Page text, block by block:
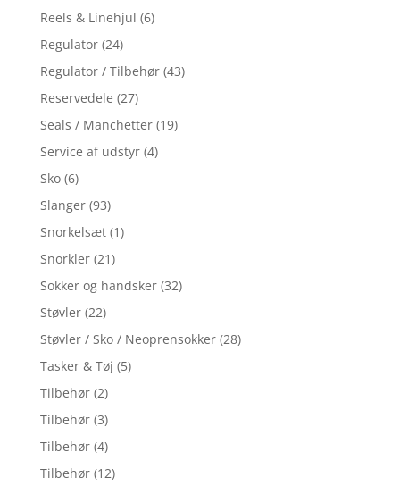
Reels & Linehjul (6)
Regulator (24)
Regulator / Tilbehør (43)
Reservedele (27)
Seals / Manchetter (19)
Service af udstyr (4)
Sko (6)
Slanger (93)
Snorkelsæt (1)
Snorkler (21)
Sokker og handsker (32)
Støvler (22)
Støvler / Sko / Neoprensokker (28)
Tasker & Tøj (5)
Tilbehør (2)
Tilbehør (3)
Tilbehør (4)
Tilbehør (12)